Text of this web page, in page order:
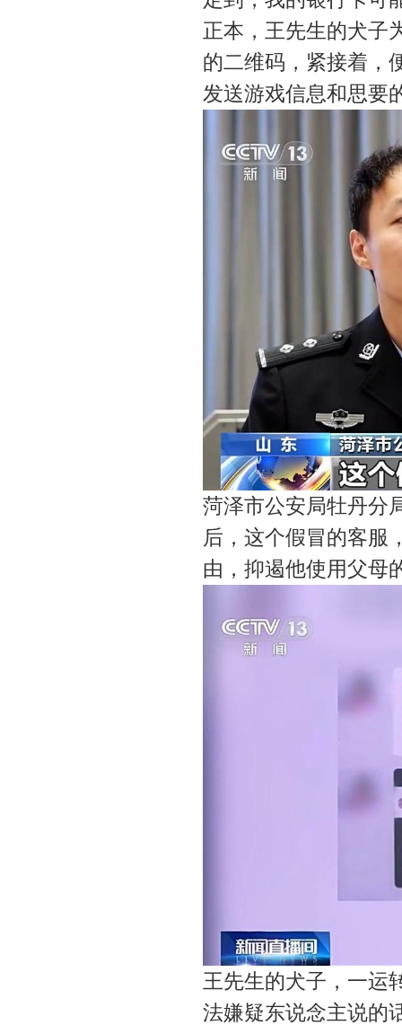
正本，王先生的犬子
的二维码，紧接着，
发送游戏信息和思要
菏泽市公安局牡丹分
后，这个假冒的客服
由，抑遏他使用父母
王先生的犬子，一运
法嫌疑东说念主说的